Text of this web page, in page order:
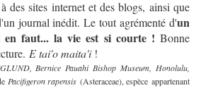
des sites internet et des blogs, ainsi que
journal inédit. Le tout agrémenté d'un
faut... la vie est si courte ! Bonne
E tai'o maita'i !
Bernice Pauahi Bishop Museum, Honolulu,
Pacifigeron rapensis (Asteraceae), espèce appartenant